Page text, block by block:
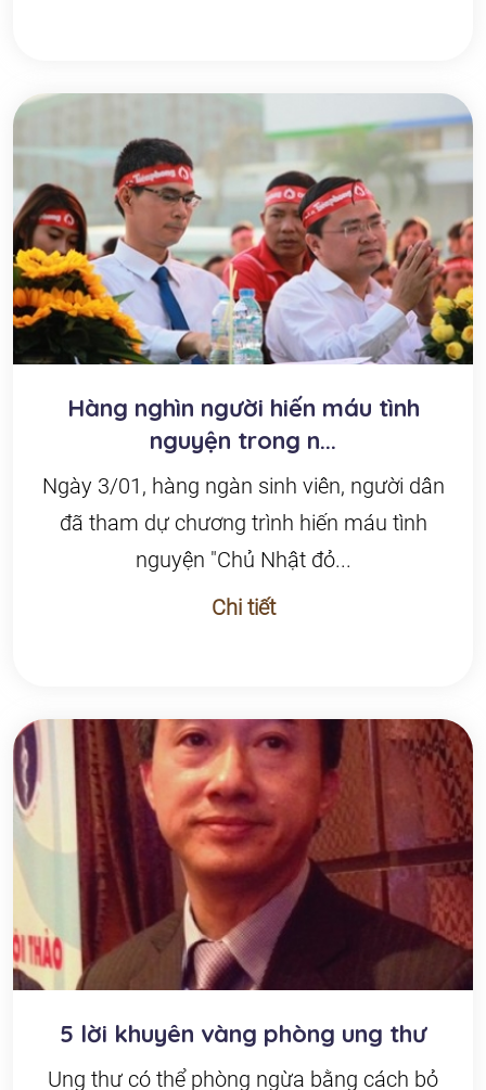
Hàng nghìn người hiến máu tình
nguyện trong n...
Ngày 3/01, hàng ngàn sinh viên, người dân
đã tham dự chương trình hiến máu tình
nguyện "Chủ ​Nhật đỏ...
Chi tiết
5 lời khuyên vàng phòng ung thư
Ung thư có thể phòng ngừa bằng cách bỏ